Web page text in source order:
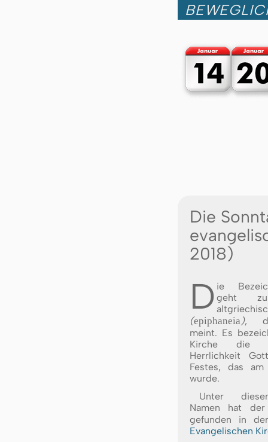
Die
2018)
D ie
geht
(epiphaneia ),
meint. Es
Kirche die
Herrlichkeit
Festes, das
wurde.
Unter
Namen hat
gefunden in
Evangelischen